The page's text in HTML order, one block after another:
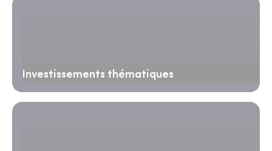
Investissements thématiques